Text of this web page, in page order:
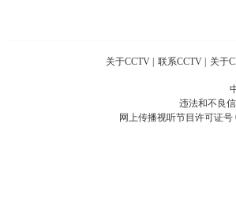
关于CCTV 联系CCTV 关于
违法和不良
网上传播视听节目许可证号